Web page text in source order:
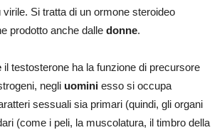
virile. Si tratta di un ormone steroideo
prodotto anche dalle donne.
il testosterone ha la funzione di precursore
negli uomini esso si occupa
sessuali sia primari (quindi, gli organi
(come i peli, la muscolatura, il timbro della